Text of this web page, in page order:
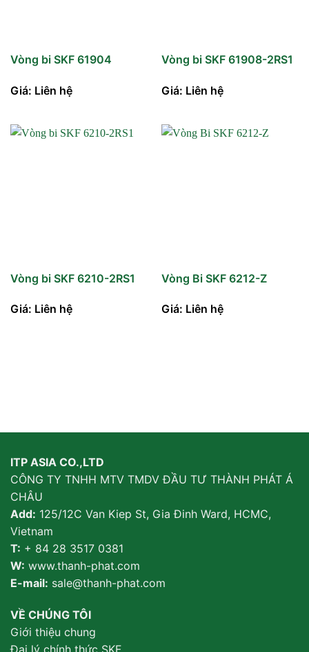
Vòng bi SKF 61904
Giá: Liên hệ
Vòng bi SKF 61908-2RS1
Giá: Liên hệ
Vòng bi SKF 6210-2RS1
Giá: Liên hệ
Vòng Bi SKF 6212-Z
Giá: Liên hệ
ITP ASIA CO.,LTD
CÔNG TY TNHH MTV TMDV ĐẦU TƯ THÀNH PHÁT Á
CHÂU
Add: 125/12C Van Kiep St, Gia Đinh Ward, HCMC,
Vietnam
T: + 84 28 3517 0381
W: www.thanh-phat.com
E-mail: sale@thanh-phat.com
VỀ CHÚNG TÔI
Giới thiệu chung